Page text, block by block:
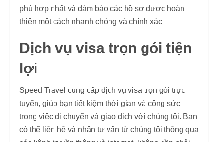
phù hợp nhất và đảm bảo các hồ sơ được hoàn
thiện một cách nhanh chóng và chính xác.
Dịch vụ visa trọn gói tiện
lợi
Speed Travel cung cấp dịch vụ visa trọn gói trực
tuyến, giúp bạn tiết kiệm thời gian và công sức
trong việc di chuyển và giao dịch với chúng tôi. Bạn
có thể liên hệ và nhận tư vấn từ chúng tôi thông qua